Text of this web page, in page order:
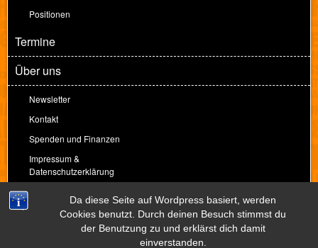
Da diese Seite auf Wordpress basiert, werden
Cookies benutzt. Durch deinen Besuch stimmst du
der Benutzung zu und erklärst dich damit
einverstanden.
Positionen
Termine
Über uns
Newsletter
Kontakt
Spenden und Finanzen
Impressum &
Datenschutzerklärung
Spenden
Theme by